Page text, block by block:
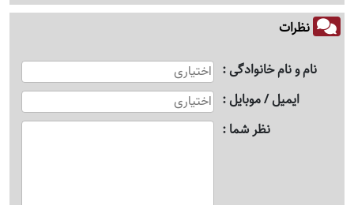
نظرات
نام و نام خانوادگی
ایمیل / موبایل
نظر شما